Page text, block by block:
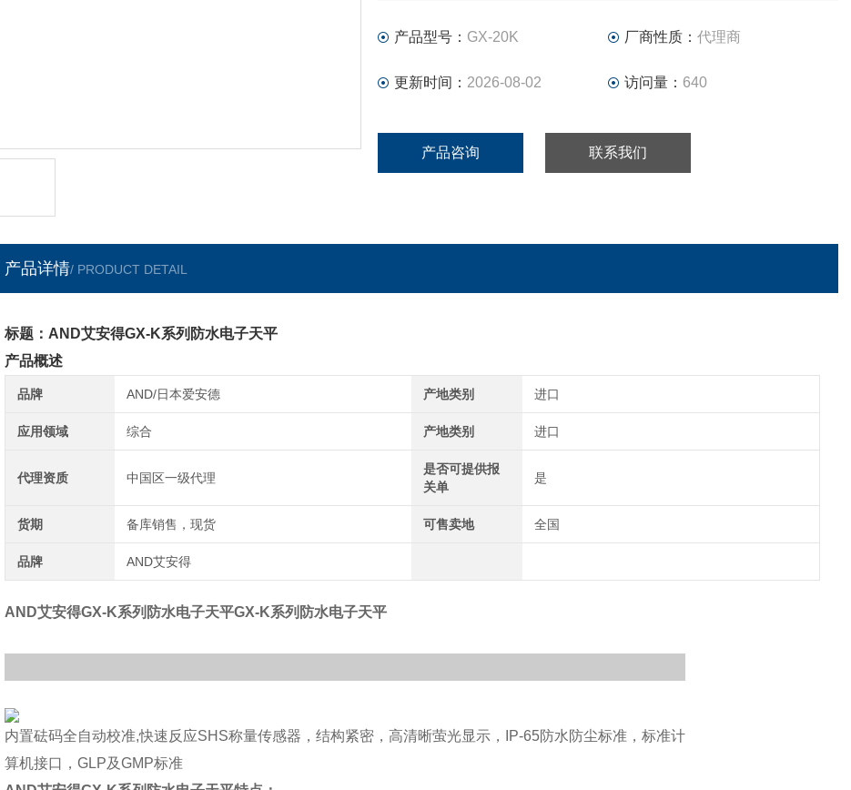
产品型号： GX-20K 厂商性质： 代理商
更新时间： 2026-08-02 访问量： 640
产品咨询 联系我们
产品详情/ PRODUCT DETAIL
标题：AND艾安得GX-K系列防水电子天平
产品概述
品牌 AND/日本爱安德 产地类别 进口
应用领域 综合 产地类别 进口
代理资质 中国区一级代理
是否可提供报
关单
是
货期 备库销售，现货 可售卖地 全国
品牌 AND艾安得
AND艾安得GX-K系列防水电子天平GX-K系列防水电子天平
内置砝码全自动校准,快速反应SHS称量传感器，结构紧密，高清晰萤光显示，IP-65防水防尘标准，标准计
算机接口，GLP及GMP标准